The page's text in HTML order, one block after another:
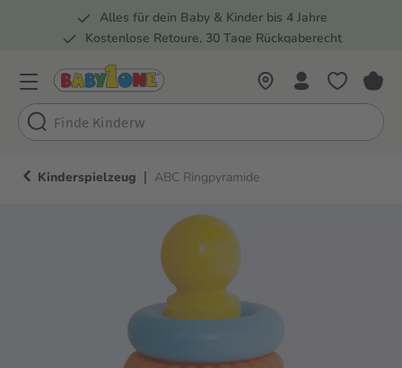
Zur Hauptnavigation springen
Alles für dein Baby & Kinder bis 4 Jahre
Kostenlose Retoure, 30 Tage Rückgaberecht
Kinderspielzeug | ABC Ringpyramide